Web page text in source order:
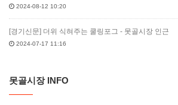
2024-08-12 10:20
[경기신문] 더위 식혀주는 쿨링포그 - 못골시장 인근
2024-07-17 11:16
못골시장 INFO